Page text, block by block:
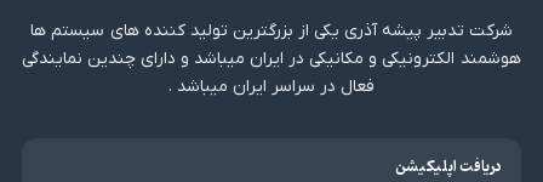
شرکت تدبیر پیشه آذری یکی از بزرگترین تولید کننده های سیستم ها
هوشمند الکترونیکی و مکانیکی در ایران میباشد و دارای چندین نمایندگی
فعال در سراسر ایران میباشد .
دریافت اپلیکیشن